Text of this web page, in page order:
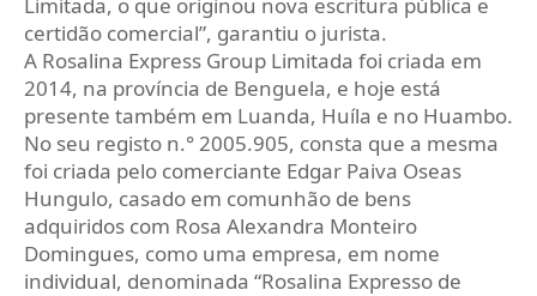
Limitada, o que originou nova escritura pública e
certidão comercial”, garantiu o jurista.
A Rosalina Express Group Limitada foi criada em
2014, na província de Benguela, e hoje está
presente também em Luanda, Huíla e no Huambo.
No seu registo n.° 2005.905, consta que a mesma
foi criada pelo comerciante Edgar Paiva Oseas
Hungulo, casado em comunhão de bens
adquiridos com Rosa Alexandra Monteiro
Domingues, como uma empresa, em nome
individual, denominada “Rosalina Expresso de